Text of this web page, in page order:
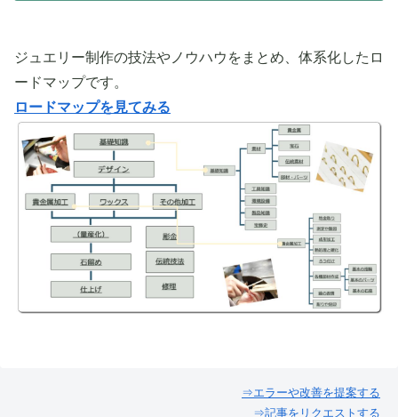
ジュエリー制作の技法やノウハウをまとめ、体系化したロ
ードマップです。
ロードマップを見てみる
⇒エラーや改善を提案する
⇒記事をリクエストする